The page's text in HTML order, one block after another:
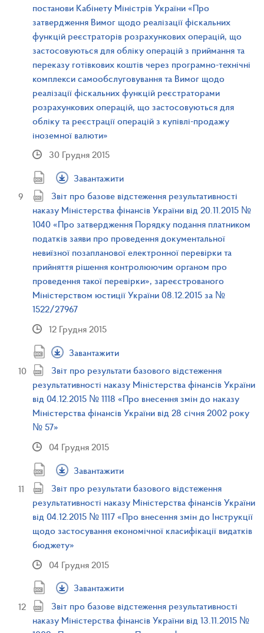
постанови Кабінету Міністрів України «Про
затвердження Вимог щодо реалізації фіскальних
функцій реєстраторів розрахункових операцій, що
застосовуються для обліку операцій з приймання та
переказу готівкових коштів через програмно-технічні
комплекси самообслуговування та Вимог щодо
реалізації фіскальних функцій реєстраторами
розрахункових операцій, що застосовуються для
обліку та реєстрації операцій з купівлі-продажу
іноземної валюти»
30 Грудня 2015
Завантажити
Звіт про базове відстеження результативності
наказу Міністерства фінансів України від 20.11.2015 №
1040 «Про затвердження Порядку подання платником
податків заяви про проведення документальної
невиїзної позапланової електронної перевірки та
прийняття рішення контролюючим органом про
проведення такої перевірки», зареєстрованого
Міністерством юстиції України 08.12.2015 за №
1522/27967
12 Грудня 2015
Завантажити
Звіт про результати базового відстеження
результативності наказу Міністерства фінансів України
від 04.12.2015 № 1118 «Про внесення змін до наказу
Міністерства фінансів України від 28 січня 2002 року
№ 57»
04 Грудня 2015
Завантажити
Звіт про результати базового відстеження
результативності наказу Міністерства фінансів України
від 04.12.2015 № 1117 «Про внесення змін до Інструкції
щодо застосування економічної класифікації видатків
бюджету»
04 Грудня 2015
Завантажити
Звіт про базове відстеження результативності
наказу Міністерства фінансів України від 13.11.2015 №